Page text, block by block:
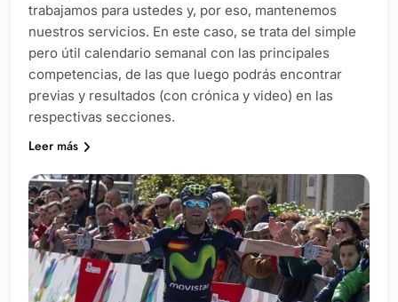
trabajamos para ustedes y, por eso, mantenemos
nuestros servicios. En este caso, se trata del simple
pero útil calendario semanal con las principales
competencias, de las que luego podrás encontrar
previas y resultados (con crónica y video) en las
respectivas secciones.
Leer más